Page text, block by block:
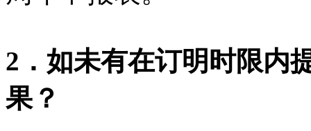
2．如未有在订明时限内
果？